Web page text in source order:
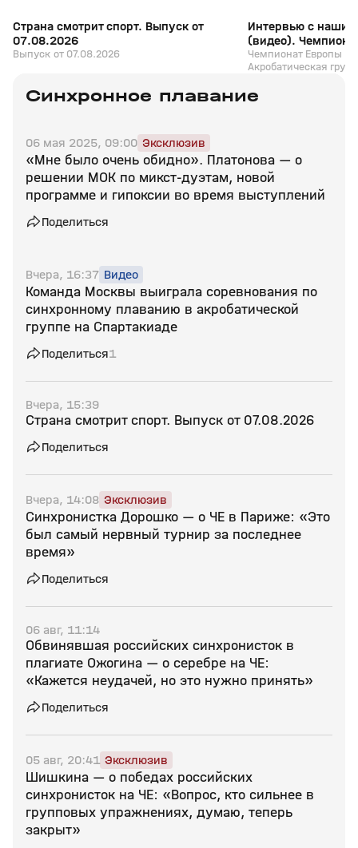
Страна смотрит спорт. Выпуск от
07.08.2026
Выпуск от 07.08.2026
Интервью с
(видео).
видам спорта.
Финал
Чемпионат Европы
Акробатическая
Синхронное плавание
06 мая 2025, 09:00 Эксклюзив
«Мне было очень обидно». Платонова — о
решении МОК по микст-дуэтам, новой
программе и гипоксии во время выступлений
Поделиться
Вчера, 16:37 Видео
Команда Москвы выиграла соревнования по
синхронному плаванию в акробатической
группе на Спартакиаде
Поделиться1
Вчера, 15:39
Страна смотрит спорт. Выпуск от 07.08.2026
Поделиться
Вчера, 14:08 Эксклюзив
Синхронистка Дорошко — о ЧЕ в Париже: «Это
был самый нервный турнир за последнее
время»
Поделиться
06 авг, 11:14
Обвинявшая российских синхронисток в
плагиате Ожогина — о серебре на ЧЕ:
«Кажется неудачей, но это нужно принять»
Поделиться
05 авг, 20:41 Эксклюзив
Шишкина — о победах российских
синхронисток на ЧЕ: «Вопрос, кто сильнее в
групповых упражнениях, думаю, теперь
закрыт»